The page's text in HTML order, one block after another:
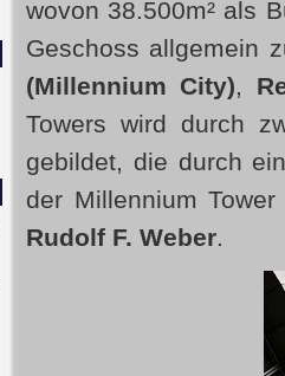
wovon 38.500m² als
Geschoss allgemein
(Millennium City),
Towers wird durch
gebildet, die durch
der Millennium
Rudolf F. Weber.